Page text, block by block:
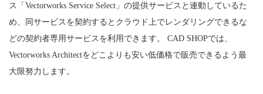
ス「Vectorworks Service Select」の提供サービスと連動しているた
め、同サービスを契約するとクラウド上でレンダリングできるな
どの契約者専用サービスを利用できます。 CAD SHOPでは、
Vectorworks Architectをどこよりも安い低価格で販売できるよう最
大限努力します。